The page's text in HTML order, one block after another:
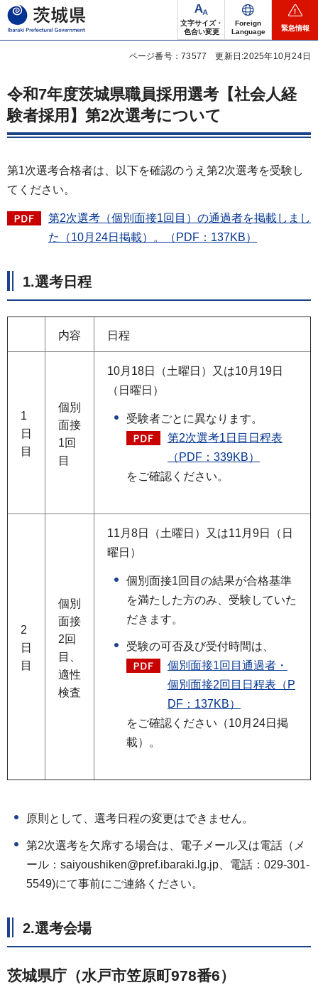
茨城県
文字サイズ・
色合い変更
Foreign
Language
緊急情報
ページ番号：73577 更新日:2025年10月24日
令和7年度茨城県職員採用選考【社会人経
験者採用】第2次選考について
第1次選考合格者は、以下を確認のうえ第2次選考を受験し
てください。
第2次選考（個別面接1回目）の通過者を掲載しまし
た（10月24日掲載）。（PDF：137KB）
1.選考日程
内容 日程
1
日
目
個別
面接
1回
目
10月18日（土曜日）又は10月19日
（日曜日）
受験者ごとに異なります。
第2次選考1日目日程表
（PDF：339KB）
をご確認ください。
2
日
目
個別
面接
2回
目、
適性
検査
11月8日（土曜日）又は11月9日（日
曜日）
個別面接1回目の結果が合格基準
を満たした方のみ、受験していた
だきます。
受験の可否及び受付時間は、
個別面接1回目通過者・
個別面接2回目日程表（P
DF：137KB）
をご確認ください（10月24日掲
載）。
原則として、選考日程の変更はできません。
第2次選考を欠席する場合は、電子メール又は電話（メ
ール：saiyoushiken@pref.ibaraki.lg.jp、電話：029-301-
5549)にて事前にご連絡ください。
2.選考会場
茨城県庁（水戸市笠原町978番6）